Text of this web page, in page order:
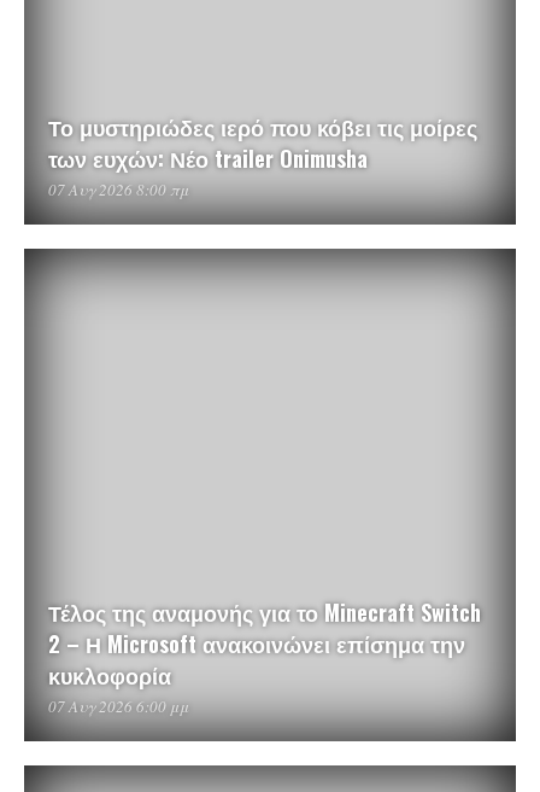
Το μυστηριώδες ιερό που κόβει τις μοίρες
των ευχών: Νέο trailer Onimusha
07 Αυγ 2026 8:00 πμ
Τέλος της αναμονής για το Minecraft Switch
2 – Η Microsoft ανακοινώνει επίσημα την
κυκλοφορία
07 Αυγ 2026 6:00 μμ